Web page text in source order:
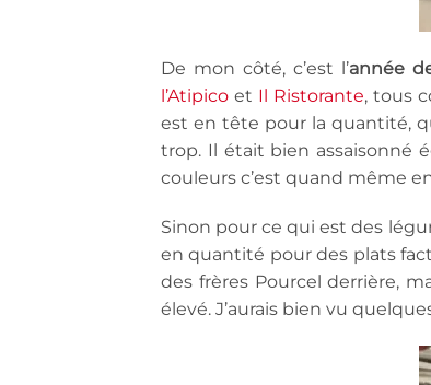
De mon côté, c’est l’année
l’Atipico et Il Ristorante, tous
est en tête pour la quantité,
trop. Il était bien assaisonné
couleurs c’est quand même
Sinon pour ce qui est des
en quantité pour des plats
des frères Pourcel derrière,
élevé. J’aurais bien vu